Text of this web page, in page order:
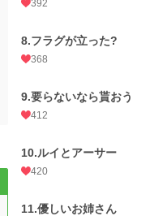
392
8.フラグが立った?
368
9.要らないなら貰おう
412
10.ルイとアーサー
420
11.優しいお姉さん